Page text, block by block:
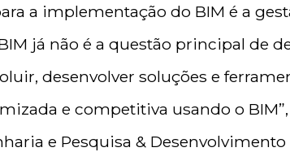
a implementação do BIM é a
já não é a questão principal de
desenvolver soluções e
e competitiva usando o
e Pesquisa & Desenvolvimento